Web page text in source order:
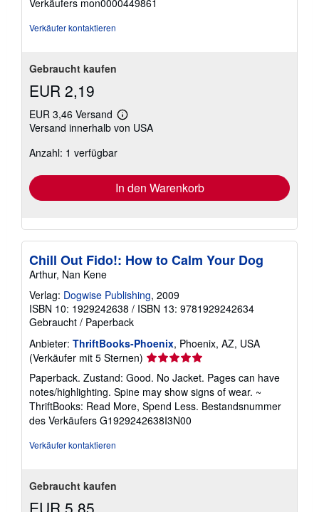
5
Verkäufer kontaktieren
Gebraucht kaufen
EUR 2,19
EUR 3,46 Versand
Weitere
Informationen
Versand innerhalb von USA
Anzahl: 1 verfügbar
In den Warenkorb
Chill Out Fido!: How to Calm Your Dog
Arthur, Nan Kene
Verlag: Dogwise Publishing, 2009
ISBN 10: 1929242638 / ISBN 13: 9781929242634
Gebraucht / Paperback
Anbieter: ThriftBooks-Phoenix, Phoenix, AZ, USA
(Verkäufer mit 5 Sternen) Verkäuferbewertung
5
von
5
Sternen
Paperback. Zustand: Good. No Jacket. Pages can have
notes/highlighting. Spine may show signs of wear. ~
ThriftBooks: Read More, Spend Less. Bestandsnummer
des Verkäufers G1929242638I3N00
Verkäufer kontaktieren
Gebraucht kaufen
EUR 5,85